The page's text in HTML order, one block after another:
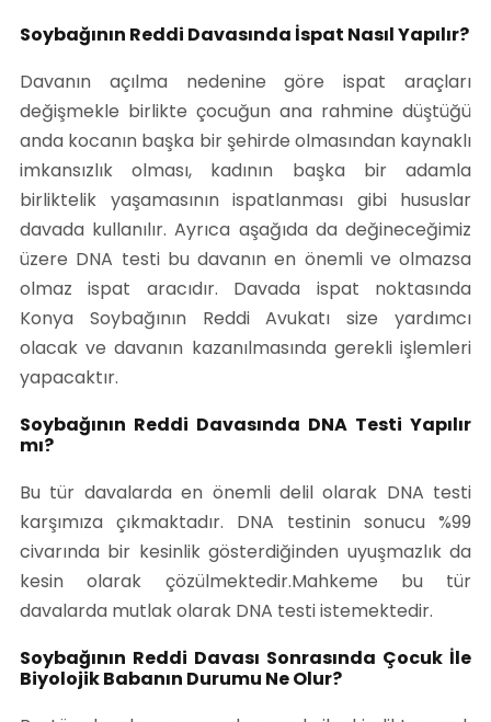
Soybağının Reddi Davasında İspat Nasıl Yapılır?
Davanın açılma nedenine göre ispat araçları
değişmekle birlikte çocuğun ana rahmine düştüğü
anda kocanın başka bir şehirde olmasından kaynaklı
imkansızlık olması, kadının başka bir adamla
birliktelik yaşamasının ispatlanması gibi hususlar
davada kullanılır. Ayrıca aşağıda da değineceğimiz
üzere DNA testi bu davanın en önemli ve olmazsa
olmaz ispat aracıdır. Davada ispat noktasında
Konya Soybağının Reddi Avukatı size yardımcı
olacak ve davanın kazanılmasında gerekli işlemleri
yapacaktır.
Soybağının Reddi Davasında DNA Testi Yapılır
mı?
Bu tür davalarda en önemli delil olarak DNA testi
karşımıza çıkmaktadır. DNA testinin sonucu %99
civarında bir kesinlik gösterdiğinden uyuşmazlık da
kesin olarak çözülmektedir.Mahkeme bu tür
davalarda mutlak olarak DNA testi istemektedir.
Soybağının Reddi Davası Sonrasında Çocuk İle
Biyolojik Babanın Durumu Ne Olur?